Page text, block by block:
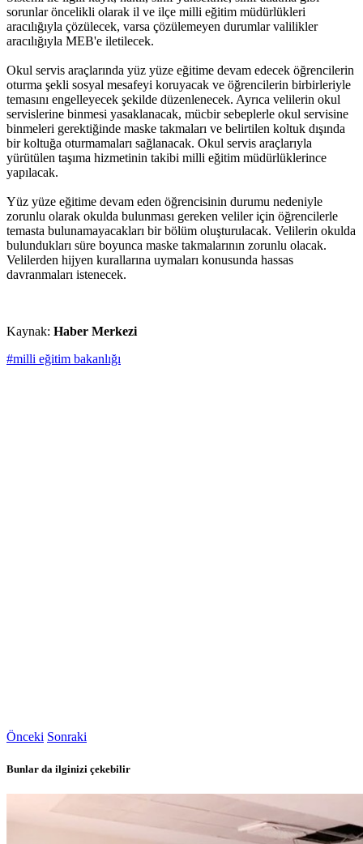
sorunlar öncelikli olarak il ve ilçe milli eğitim müdürlükleri
aracılığıyla çözülecek, varsa çözülemeyen durumlar valilikler
aracılığıyla MEB'e iletilecek.
Okul servis araçlarında yüz yüze eğitime devam edecek öğrencilerin
oturma şekli sosyal mesafeyi koruyacak ve öğrencilerin birbirleriyle
temasını engelleyecek şekilde düzenlenecek. Ayrıca velilerin okul
servislerine binmesi yasaklanacak, mücbir sebeplerle okul servisine
binmeleri gerektiğinde maske takmaları ve belirtilen koltuk dışında
bir koltuğa oturmamaları sağlanacak. Okul servis araçlarıyla
yürütülen taşıma hizmetinin takibi milli eğitim müdürlüklerince
yapılacak.
Yüz yüze eğitime devam eden öğrencisinin durumu nedeniyle
zorunlu olarak okulda bulunması gereken veliler için öğrencilerle
temasta bulunamayacakları bir bölüm oluşturulacak. Velilerin okulda
bulundukları süre boyunca maske takmalarının zorunlu olacak.
Velilerden hijyen kurallarına uymaları konusunda hassas
davranmaları istenecek.
Kaynak: Haber Merkezi
#milli eğitim bakanlığı
Önceki Sonraki
Bunlar da ilginizi çekebilir